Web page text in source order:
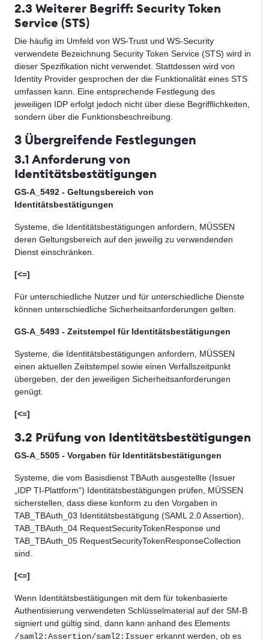
2.3 Weiterer Begriff: Security Token
Service (STS)
Die häufig im Umfeld von WS-Trust und WS-Security
verwendete Bezeichnung Security Token Service (STS) wird in
dieser Spezifikation nicht verwendet. Stattdessen wird von
Identity Provider gesprochen der die Funktionalität eines STS
umfassen kann. Eine entsprechende Festlegung des
jeweiligen IDP erfolgt jedoch nicht über diese Begrifflichkeiten,
sondern über die Funktionsbeschreibung.
3 Übergreifende Festlegungen
3.1 Anforderung von
Identitätsbestätigungen
GS-A_5492 - Geltungsbereich von
Identitätsbestätigungen
Systeme, die Identitätsbestätigungen anfordern, MÜSSEN
deren Geltungsbereich auf den jeweilig zu verwendenden
Dienst einschränken.
[<=]
Für unterschiedliche Nutzer und für unterschiedliche Dienste
können unterschiedliche Sicherheitsanforderungen gelten.
GS-A_5493 - Zeitstempel für Identitätsbestätigungen
Systeme, die Identitätsbestätigungen anfordern, MÜSSEN
einen aktuellen Zeitstempel sowie einen Verfallszeitpunkt
übergeben, der den jeweiligen Sicherheitsanforderungen
genügt.
[<=]
3.2 Prüfung von Identitätsbestätigungen
GS-A_5505 - Vorgaben für Identitätsbestätigungen
Systeme, die vom Basisdienst TBAuth ausgestellte (Issuer
„IDP TI-Plattform“) Identitätsbestätigungen prüfen, MÜSSEN
sicherstellen, dass diese konform zu den Vorgaben in
TAB _TBAuth_03 Identitätsbestätigung (SAML 2.0 Assertion),
TAB_TBAuth_04 RequestSecurityTokenResponse und
TAB_TBAuth_05 RequestSecurityTokenResponseCollection
sind.
[<=]
Wenn Identitätsbestätigungen mit dem für tokenbasierte
Authentisierung verwendeten Schlüsselmaterial auf der SM-B
signiert und gültig sind, dann kann anhand des Elements
/saml2:Assertion/saml2:Issuer erkannt werden, ob es